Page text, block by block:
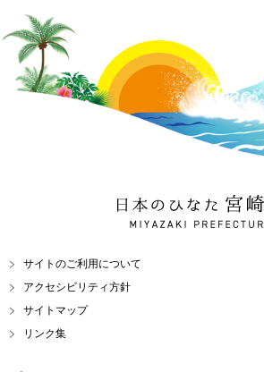
日本のひなた 宮崎県
MIYAZAKI PREFECTURE
サイトのご利用について
アクセシビリティ方針
サイトマップ
リンク集